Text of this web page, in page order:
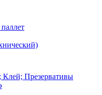
Клей; Презервативы